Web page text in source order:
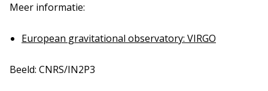
Meer informatie:
European gravitational observatory: VIRGO
Beeld: CNRS/IN2P3